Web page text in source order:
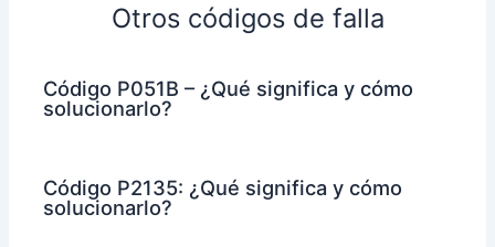
Otros códigos de falla
Código P051B – ¿Qué significa y cómo
solucionarlo?
Código P2135: ¿Qué significa y cómo
solucionarlo?